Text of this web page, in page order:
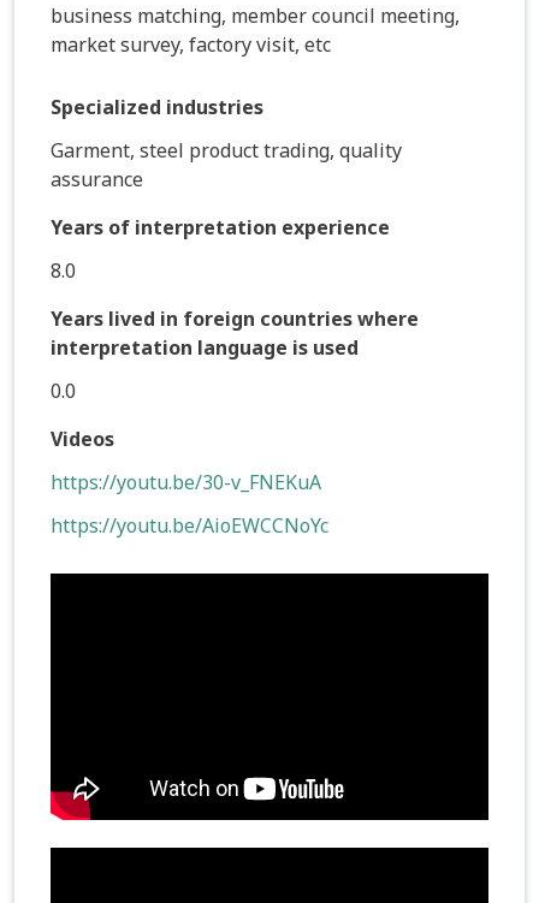
business matching, member council meeting,
market survey, factory visit, etc
Specialized industries
Garment, steel product trading, quality
assurance
Years of interpretation experience
8.0
Years lived in foreign countries where
interpretation language is used
0.0
Videos
https://youtu.be/30-v_FNEKuA
https://youtu.be/AioEWCCNoYc